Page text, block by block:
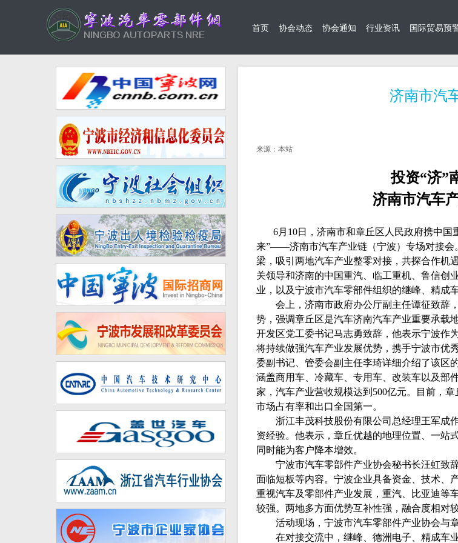
首页 协会动态 协会通知 行业资讯 国际贸易预
济南市汽
来源：本站
投资“济”
济南市汽车产业
6月10日，济南市和章丘区人民政府携中国
来”——济南市汽车产业链（宁波）专场对接会
梁，吸引两地汽车产业整零对接，共探合作机
关领导和济南的中国重汽、临工重机、鲁信创
业，以及宁波市汽车零部件组织的继峰、精成
会上，济南市政府办公厅副主任谭征致辞
势，强调章丘区是汽车济南汽车产业重要承载
开发区党工委书记马志勇致辞，他表示宁波作
将持续做强汽车产业发展优势，携手宁波市优
委副书记、管委会副主任李琦详细介绍了该区
涵盖商用车、冷藏车、专用车、改装车以及部
家，汽车产业营收规模达到500亿元。目前，
市场占有率和出口全国第一。
浙江丰茂科技股份有限公司总经理王军成
资经验。他表示，章丘优越的地理位置、一站
同时能为客户降本增效。
宁波市汽车零部件产业协会秘书长汪虹致
面临短板等内容。宁波企业具备资金、技术、
重视汽车及零部件产业发展，重汽、比亚迪等
较强。两地多方面优势互补性强，融合度相对
活动现场，宁波市汽车零部件产业协会与
在对接交流中，继峰、德洲电子、精成车